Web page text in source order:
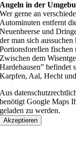
Angeln in der
Wer gerne an
Autominuten entfernt
Neuenheerse und
der man sich
Portionsforellen fischen
Zwischen dem
Hardehausen” befindet
Karpfen, Aal, Hecht
Aus
benötigt Google Maps
geladen zu werden.
Akzeptieren